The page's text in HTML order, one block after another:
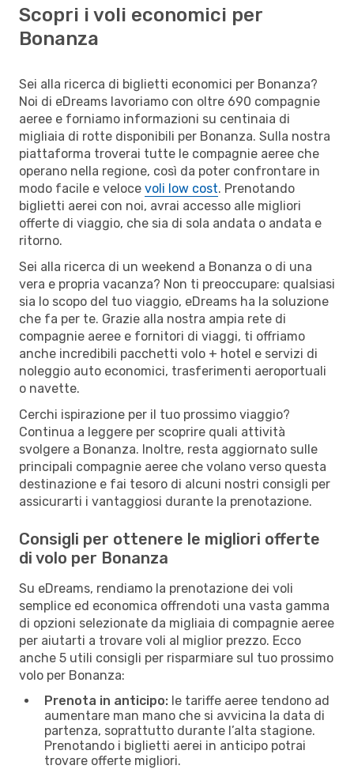
Scopri i voli economici per
Bonanza
Sei alla ricerca di biglietti economici per Bonanza?
Noi di eDreams lavoriamo con oltre 690 compagnie
aeree e forniamo informazioni su centinaia di
migliaia di rotte disponibili per Bonanza. Sulla nostra
piattaforma troverai tutte le compagnie aeree che
operano nella regione, così da poter confrontare in
modo facile e veloce voli low cost. Prenotando
biglietti aerei con noi, avrai accesso alle migliori
offerte di viaggio, che sia di sola andata o andata e
ritorno.
Sei alla ricerca di un weekend a Bonanza o di una
vera e propria vacanza? Non ti preoccupare: qualsiasi
sia lo scopo del tuo viaggio, eDreams ha la soluzione
che fa per te. Grazie alla nostra ampia rete di
compagnie aeree e fornitori di viaggi, ti offriamo
anche incredibili pacchetti volo + hotel e servizi di
noleggio auto economici, trasferimenti aeroportuali
o navette.
Cerchi ispirazione per il tuo prossimo viaggio?
Continua a leggere per scoprire quali attività
svolgere a Bonanza. Inoltre, resta aggiornato sulle
principali compagnie aeree che volano verso questa
destinazione e fai tesoro di alcuni nostri consigli per
assicurarti i vantaggiosi durante la prenotazione.
Consigli per ottenere le migliori offerte
di volo per Bonanza
Su eDreams, rendiamo la prenotazione dei voli
semplice ed economica offrendoti una vasta gamma
di opzioni selezionate da migliaia di compagnie aeree
per aiutarti a trovare voli al miglior prezzo. Ecco
anche 5 utili consigli per risparmiare sul tuo prossimo
volo per Bonanza:
Prenota in anticipo: le tariffe aeree tendono ad
aumentare man mano che si avvicina la data di
partenza, soprattutto durante l’alta stagione.
Prenotando i biglietti aerei in anticipo potrai
trovare offerte migliori.